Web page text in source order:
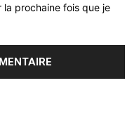
la prochaine fois que je